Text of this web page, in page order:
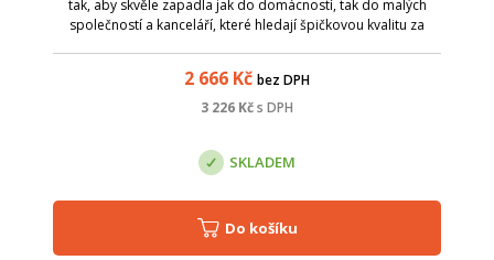
tak, aby skvěle zapadla jak do domácností, tak do malých
společností a kanceláří, které hledají špičkovou kvalitu za
2 666 Kč bez DPH
3 226 Kčs DPH
SKLADEM
Do košíku